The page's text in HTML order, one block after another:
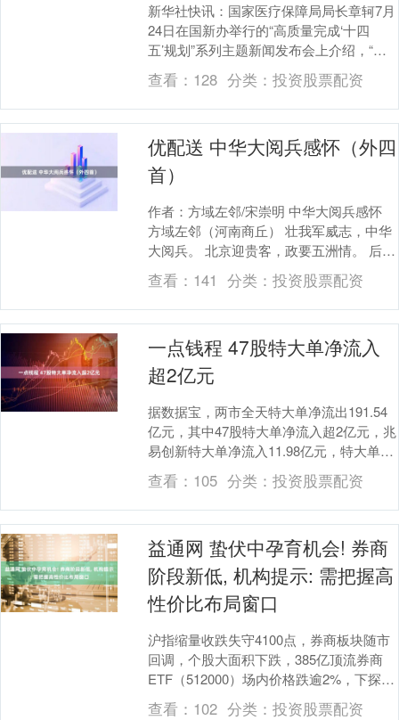
新华社快讯：国家医疗保障局局长章轲7月
24日在国新办举行的“高质量完成‘十四
五’规划”系列主题新闻发布会上介绍，“十
四五”以来，医保基金累计支出12.13万亿
元....
查看： 128 分类： 投资股票配资
优配送 中华大阅兵感怀（外四
首）
作者：方域左邻/宋崇明 中华大阅兵感怀
方域左邻（河南商丘） 壮我军威志，中华
大阅兵。 北京迎贵客，政要五洲情。 后代
来欧美，友人聚古城。 银鹰天下震，重器
有威....
查看： 141 分类： 投资股票配资
一点钱程 47股特大单净流入
超2亿元
据数据宝，两市全天特大单净流出191.54
亿元，其中47股特大单净流入超2亿元，兆
易创新特大单净流入11.98亿元，特大单净
流入资金居首；中航沈飞特大单净流入
资....
查看： 105 分类： 投资股票配资
益通网 蛰伏中孕育机会! 券商
阶段新低, 机构提示: 需把握高
性价比布局窗口
沪指缩量收跌失守4100点，券商板块随市
回调，个股大面积下跌，385亿顶流券商
ETF（512000）场内价格跌逾2%，下探
2025年7月以来新低。 截至最新，券....
查看： 102 分类： 投资股票配资